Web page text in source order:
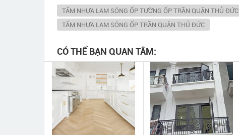
TẤM NHỰA LAM SÓNG ỐP TƯỜNG ỐP TRẦN QUẬN THỦ ĐỨC
TẤM NHỰA LAM SÓNG ỐP TRẦN QUẬN THỦ ĐỨC
CÓ THỂ BẠN QUAN TÂM: